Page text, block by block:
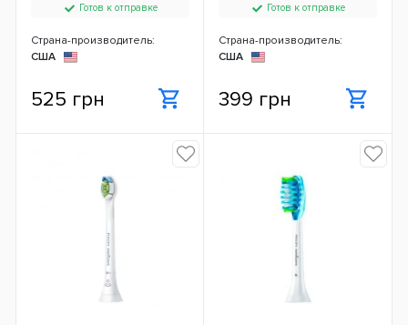
Готов к отправке
Страна-производитель:
США
525 грн
Готов к отправке
Страна-производитель:
США
399 грн